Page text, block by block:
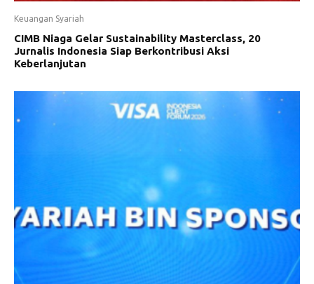
Keuangan Syariah
CIMB Niaga Gelar Sustainability Masterclass, 20
Jurnalis Indonesia Siap Berkontribusi Aksi
Keberlanjutan